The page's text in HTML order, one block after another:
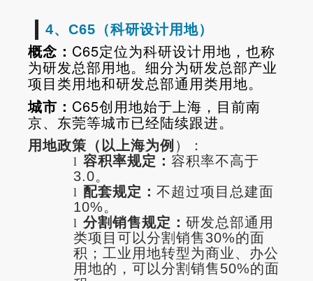
4、C65（科研设计用地）
概念： C65定位为科研设计用地，也称
为研发总部用地。细分为研发总部产业
项目类用地和研发总部通用类用地。
城市： C65创用地始于上海，目前南
京、东莞等城市已经陆续跟进。
用地政策（以上海为例 ）：
l 容积率规定： 容积率不高于
3.0。
l 配套规定： 不超过项目总建面
10%。
l 分割销售规定： 研发总部通用
类项目可以分割销售30%的面
积；工业用地转型为商业、办公
用地的，可以分割销售50%的面